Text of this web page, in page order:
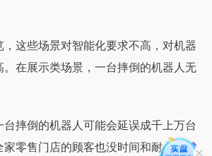
这些场景对智能化要求不高，对机器
。在展示类场景，一台摔倒的机器人无
摔倒的机器人可能会延误成千上万台
零售门店的顾客也没时间和耐心等待